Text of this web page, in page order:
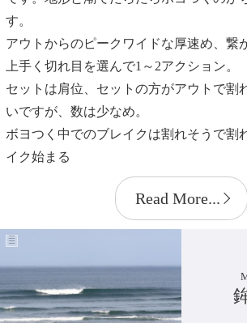
す。
アウトからのピークワイドな厚速め、繋
上手く切れ目を選んで1～2アクション。
セットは肩位、セットの方がアウトで割
いですが、数は少なめ。
ボヨつく中でのブレイクは割れそうで割
イク始まる
Read More...